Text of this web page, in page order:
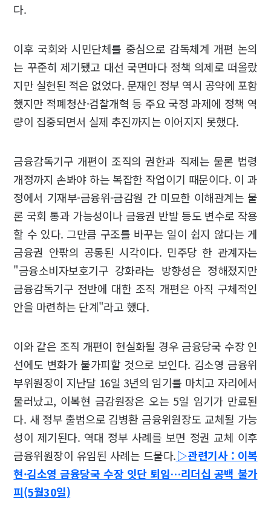
다.
이후 국회와 시민단체를 중심으로 감독체계 개편 논의
는 꾸준히 제기됐고 대선 국면마다 정책 의제로 떠올랐
지만 실현된 적은 없었다. 문재인 정부 역시 공약에 포함
했지만 적폐청산·검찰개혁 등 주요 국정 과제에 정책 역
량이 집중되면서 실제 추진까지는 이어지지 못했다.
금융감독기구 개편이 조직의 권한과 직제는 물론 법령
개정까지 손봐야 하는 복잡한 작업이기 때문이다. 이 과
정에서 기재부-금융위-금감원 간 미묘한 이해관계는 물
론 국회 통과 가능성이나 금융권 반발 등도 변수로 작용
할 수 있다. 그만큼 구조를 바꾸는 일이 쉽지 않다는 게
금융권 안팎의 공통된 시각이다. 민주당 한 관계자는
"금융소비자보호기구 강화라는 방향성은 정해졌지만
금융감독기구 전반에 대한 조직 개편은 아직 구체적인
안을 마련하는 단계"라고 했다.
이와 같은 조직 개편이 현실화될 경우 금융당국 수장 인
선에도 변화가 불가피할 것으로 보인다. 김소영 금융위
부위원장이 지난달 16일 3년의 임기를 마치고 자리에서
물러났고, 이복현 금감원장은 오는 5일 임기가 만료된
다. 새 정부 출범으로 김병환 금융위원장도 교체될 가능
성이 제기된다. 역대 정부 사례를 보면 정권 교체 이후
금융위원장이 유임된 사례는 드물다.▷관련기사 : 이복
현·김소영 금융당국 수장 잇단 퇴임…리더십 공백 불가
피(5월30일)